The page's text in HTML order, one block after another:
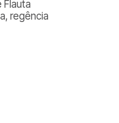
Flauta
regência